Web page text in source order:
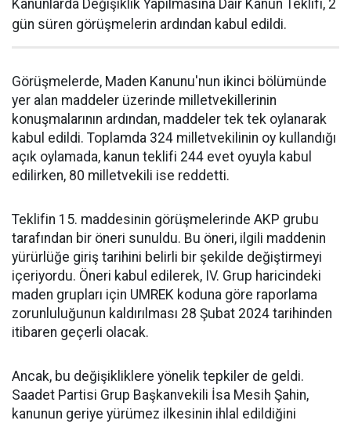
Kanunlarda Değişiklik Yapılmasına Dair Kanun Teklifi, 2
gün süren görüşmelerin ardından kabul edildi.
Görüşmelerde, Maden Kanunu'nun ikinci bölümünde
yer alan maddeler üzerinde milletvekillerinin
konuşmalarının ardından, maddeler tek tek oylanarak
kabul edildi. Toplamda 324 milletvekilinin oy kullandığı
açık oylamada, kanun teklifi 244 evet oyuyla kabul
edilirken, 80 milletvekili ise reddetti.
Teklifin 15. maddesinin görüşmelerinde AKP grubu
tarafından bir öneri sunuldu. Bu öneri, ilgili maddenin
yürürlüğe giriş tarihini belirli bir şekilde değiştirmeyi
içeriyordu. Öneri kabul edilerek, IV. Grup haricindeki
maden grupları için UMREK koduna göre raporlama
zorunluluğunun kaldırılması 28 Şubat 2024 tarihinden
itibaren geçerli olacak.
Ancak, bu değişikliklere yönelik tepkiler de geldi.
Saadet Partisi Grup Başkanvekili İsa Mesih Şahin,
kanunun geriye yürümez ilkesinin ihlal edildiğini